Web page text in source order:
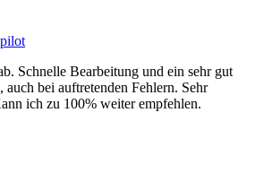
Schnelle Bearbeitung und ein sehr gut
bei auftretenden Fehlern. Sehr
ich zu 100% weiter empfehlen.